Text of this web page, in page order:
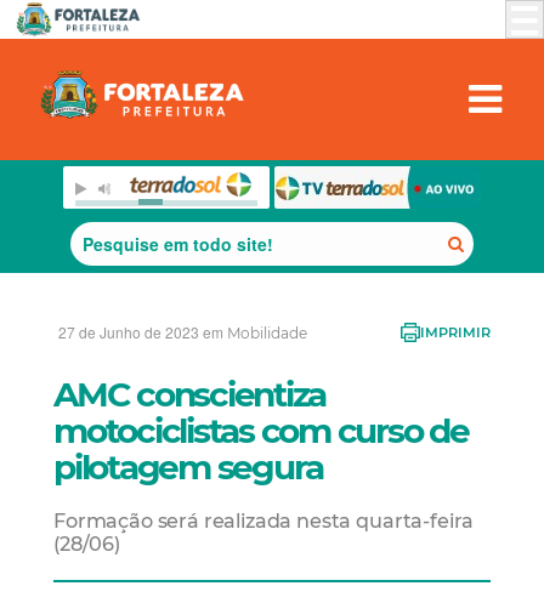
27 de Junho de 2023 em Mobilidade IMPRIMIR
AMC conscientiza
motociclistas com curso de
pilotagem segura
Formação será realizada nesta quarta-feira
(28/06)